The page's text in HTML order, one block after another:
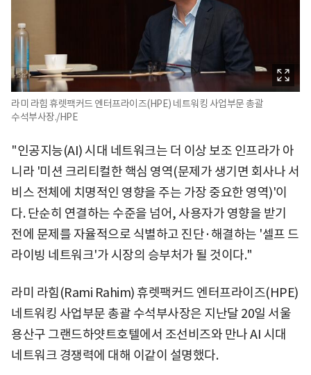
라미 라힘 휴렛팩커드 엔터프라이즈(HPE) 네트워킹 사업부문 총괄
수석부사장./HPE
"인공지능(AI) 시대 네트워크는 더 이상 보조 인프라가 아
니라 '미션 크리티컬한 핵심 영역(문제가 생기면 회사나 서
비스 전체에 치명적인 영향을 주는 가장 중요한 영역)'이
다. 단순히 연결하는 수준을 넘어, 사용자가 영향을 받기
전에 문제를 자율적으로 식별하고 진단·해결하는 '셀프 드
라이빙 네트워크'가 시장의 승부처가 될 것이다."
라미 라힘(Rami Rahim) 휴렛팩커드 엔터프라이즈(HPE)
네트워킹 사업부문 총괄 수석부사장은 지난달 20일 서울
용산구 그랜드하얏트호텔에서 조선비즈와 만나 AI 시대
네트워크 경쟁력에 대해 이같이 설명했다.